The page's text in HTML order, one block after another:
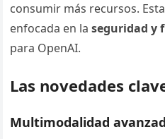
consumir más recursos.
enfocada en laseguridad y
para OpenAI.
Las novedades
Multimodalidad